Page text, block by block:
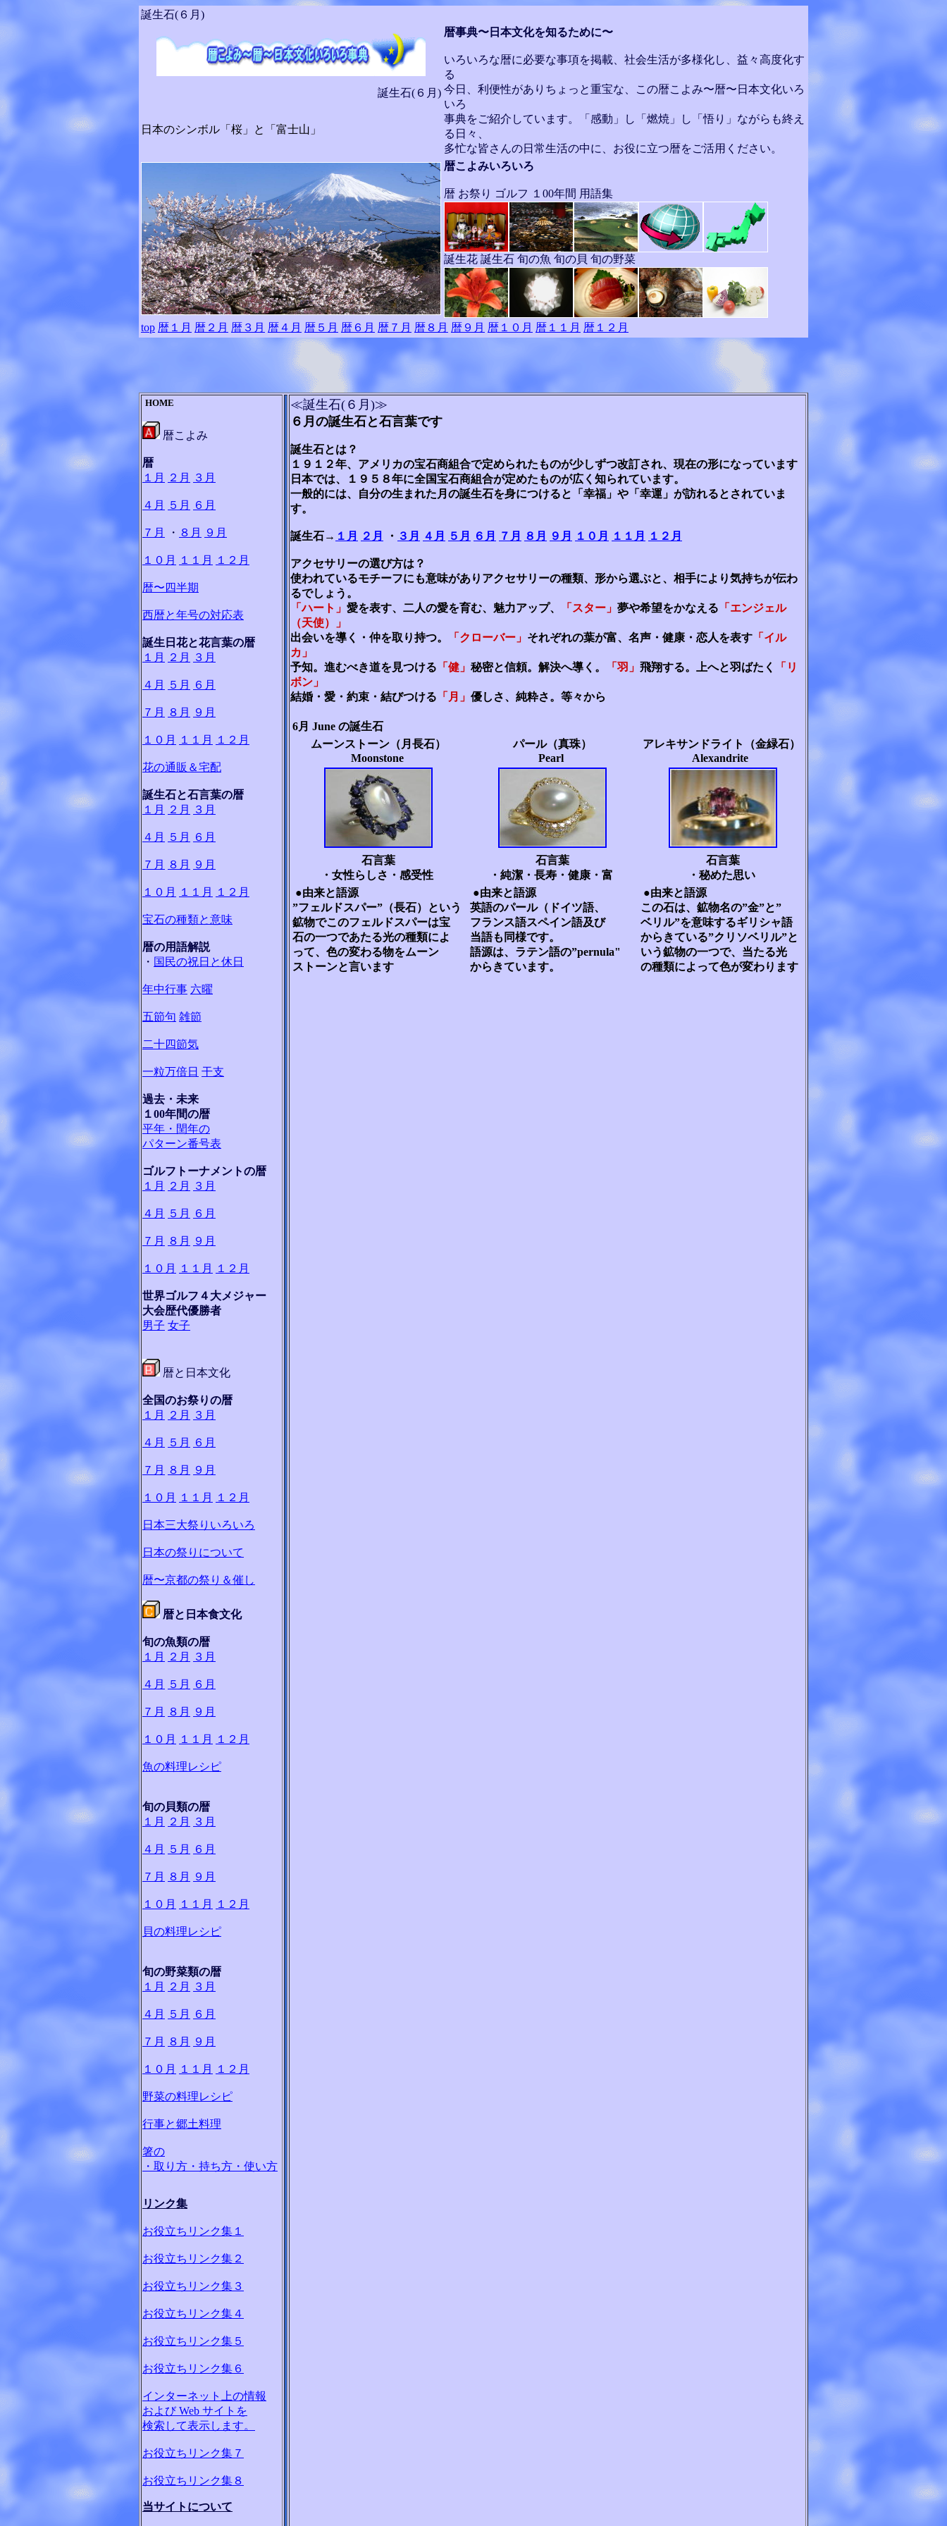
誕生石(６月)
暦事典〜日本文化を知るために〜
いろいろな暦に必要な事項を掲載、社会生活が多様化し、益々高度化す
る
今日、利便性がありちょっと重宝な、この暦こよみ〜暦〜日本文化いろ
いろ
事典をご紹介しています。「感動」し「燃焼」し「悟り」ながらも終え
る日々、
多忙な皆さんの日常生活の中に、お役に立つ暦をご活用ください。
誕生石(６月)
日本のシンボル「桜」と「富士山」
暦こよみいろいろ
暦 お祭り ゴルフ １00年間 用語集
誕生花 誕生石 旬の魚 旬の貝 旬の野菜
top 暦１月 暦２月 暦３月 暦４月 暦５月 暦６月 暦７月 暦８月 暦９月 暦１０月 暦１１月 暦１２月
HOME
暦こよみ
暦
１月
２月 ３月
４月 ５月 ６月
７月 ・ ８月 ９月
１０月 １１月 １２月
暦〜四半期
西暦と年号の対応表
誕生日花と花言葉の暦
１月
２月 ３月
４月 ５月 ６月
７月 ８月 ９月
１０月 １１月 １２月
花の通販＆宅配
誕生石と石言葉の暦
１月
２月 ３月
４月 ５月 ６月
７月 ８月 ９月
１０月 １１月 １２月
宝石の種類と意味
暦の用語解説
・ 国民の祝日と休日
年中行事 六曜
五節句 雑節
二十四節気
一粒万倍日 干支
過去・未来
１00年間の暦
平年・閏年の
パターン番号表
ゴルフトーナメントの暦
１月
２月 ３月
４月 ５月 ６月
７月 ８月 ９月
１０月 １１月 １２月
世界ゴルフ４大メジャー
大会歴代優勝者
男子 女子
暦と日本文化
全国のお祭りの暦
１月
２月 ３月
４月 ５月 ６月
７月 ８月 ９月
１０月 １１月 １２月
日本三大祭りいろいろ
日本の祭りについて
暦〜京都の祭り＆催し
暦と日本食文化
旬の魚類の暦
１月
２月 ３月
４月 ５月 ６月
７月 ８月 ９月
１０月 １１月 １２月
魚の料理レシピ
旬の貝類の暦
１月
２月 ３月
４月 ５月 ６月
７月 ８月 ９月
１０月 １１月 １２月
貝の料理レシピ
旬の野菜類の暦
１月
２月 ３月
４月 ５月 ６月
７月 ８月 ９月
１０月 １１月 １２月
野菜の料理レシピ
行事と郷土料理
箸の
・取り方・持ち方・使い方
リンク集
お役立ちリンク集１
お役立ちリンク集２
お役立ちリンク集３
お役立ちリンク集４
お役立ちリンク集５
お役立ちリンク集６
インターネット上の情報
および Web サイトを
検索して表示します。
お役立ちリンク集７
お役立ちリンク集８
当サイトについて
≪誕生石(６月)≫
６月の誕生石と石言葉です
誕生石とは？
１９１２年、アメリカの宝石商組合で定められたものが少しずつ改訂され、現在の形になっています
日本では、１９５８年に全国宝石商組合が定めたものが広く知られています。
一般的には、自分の生まれた月の誕生石を身につけると「幸福」や「幸運」が訪れるとされていま
す。
誕生石→ １月 ２月 ・ ３月 ４月 ５月 ６月 ７月 ８月 ９月 １０月 １１月 １２月
アクセサリーの選び方は？
使われているモチーフにも意味がありアクセサリーの種類、形から選ぶと、相手により気持ちが伝わ
るでしょう。
「ハート」 愛を表す、二人の愛を育む、魅力アップ、 「スター」 夢や希望をかなえる 「エンジェル
（天使）」
出会いを導く・仲を取り持つ。
「クローバー」 それぞれの葉が富、名声・健康・恋人を表す 「イル
カ」
予知。進むべき道を見つける 「健」 秘密と信頼。解決へ導く。 「羽」 飛翔する。上へと羽ばたく
「リ
ボン」
結婚・愛・約束・結びつける 「月」 優しさ、純粋さ。等々から
6月 June の誕生石
ムーンストーン（月長石）
Moonstone
パール（真珠）
Pearl
アレキサンドライト（金緑石）
Alexandrite
石言葉
・女性らしさ・感受性
石言葉
・純潔・長寿・健康・富
石言葉
・秘めた思い
●由来と語源
”フェルドスパー”（長石）という
鉱物でこのフェルドスパーは宝
石の一つであたる光の種類によ
って、色の変わる物をムーン
ストーンと言います
●由来と語源
英語のパール（ドイツ語、
フランス語スペイン語及び
当語も同様です。
語源は、ラテン語の”pernula"
からきています。
●由来と語源
この石は、鉱物名の”金”と”
ベリル”を意味するギリシャ語
からきている”クリソベリル”と
いう鉱物の一つで、当たる光
の種類によって色が変わります